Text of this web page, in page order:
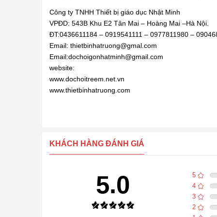
Công ty TNHH Thiết bị giáo dục Nhật Minh
VPĐD: 543B Khu E2 Tân Mai – Hoàng Mai –Hà Nội.
ĐT:0436611184 – 0919541111 – 0977811980 –
Email: thietbinhatruong@gmal.com
Email:dochoigonhatminh@gmail.com
website:
www.dochoitreem.net.vn
www.thietbinhatruong.com
KHÁCH HÀNG ĐÁNH GIÁ
5.0 5
4
3
2